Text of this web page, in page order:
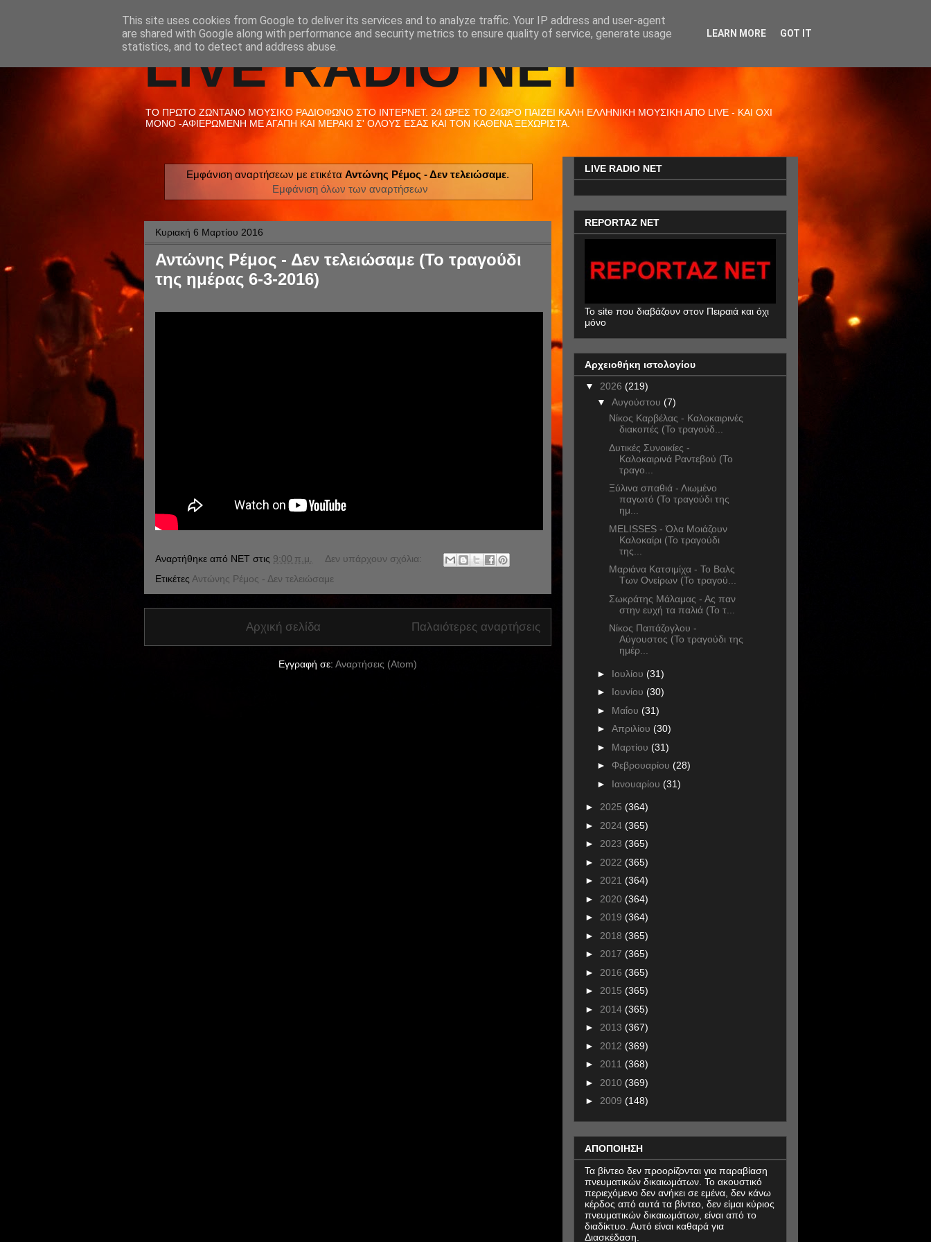
LIVE RADIO NET
ΤΟ ΠΡΩΤΟ ΖΩΝΤΑΝΟ ΜΟΥΣΙΚΟ ΡΑΔΙΟΦΩΝΟ ΣΤΟ ΙΝΤΕΡΝΕΤ. 24 ΩΡΕΣ ΤΟ 24ΩΡΟ ΠΑΙΖΕΙ ΚΑΛΗ ΕΛΛΗΝΙΚΗ ΜΟΥΣΙΚΗ ΑΠΟ LIVE - ΚΑΙ ΟΧΙ
ΜΟΝΟ -ΑΦΙΕΡΩΜΕΝΗ ΜΕ ΑΓΑΠΗ ΚΑΙ ΜΕΡΑΚΙ Σ' ΟΛΟΥΣ ΕΣΑΣ ΚΑΙ ΤΟΝ ΚΑΘΕΝΑ ΞΕΧΩΡΙΣΤΑ.
Εμφάνιση αναρτήσεων με ετικέτα Αντώνης Ρέμος - Δεν τελειώσαμε.
Εμφάνιση όλων των αναρτήσεων
Κυριακή 6 Μαρτίου 2016
Αντώνης Ρέμος - Δεν τελειώσαμε (Το τραγούδι
της ημέρας 6-3-2016)
Αναρτήθηκε από NET στις 9:00 π.μ.
Δεν υπάρχουν σχόλια:
Ετικέτες Αντώνης Ρέμος - Δεν τελειώσαμε
Παλαιότερες αναρτήσεις
Αρχική σελίδα
Εγγραφή σε: Αναρτήσεις (Atom)
LIVE RADIO NET
REPORTAZ NET
To site που διαβάζουν στον Πειραιά και όχι
μόνο
Αρχειοθήκη ιστολογίου
▼ 2026 (219)
▼ Αυγούστου (7)
Νίκος Καρβέλας - Καλοκαιρινές
διακοπές (Το τραγούδ...
Δυτικές Συνοικίες -
Καλοκαιρινά Ραντεβού (Το
τραγο...
Ξύλινα σπαθιά - Λιωμένο
παγωτό (Το τραγούδι της
ημ...
MELISSES - Όλα Μοιάζουν
Καλοκαίρι (Το τραγούδι
της...
Μαριάνα Κατσιμίχα - Το Βαλς
Των Ονείρων (Το τραγού...
Σωκράτης Μάλαμας - Ας παν
στην ευχή τα παλιά (Το τ...
Νίκος Παπάζογλου -
Αύγουστος (Το τραγούδι της
ημέρ...
► Ιουλίου (31)
► Ιουνίου (30)
► Μαΐου (31)
► Απριλίου (30)
► Μαρτίου (31)
► Φεβρουαρίου (28)
► Ιανουαρίου (31)
► 2025 (364)
► 2024 (365)
► 2023 (365)
► 2022 (365)
► 2021 (364)
► 2020 (364)
► 2019 (364)
► 2018 (365)
► 2017 (365)
► 2016 (365)
► 2015 (365)
► 2014 (365)
► 2013 (367)
► 2012 (369)
► 2011 (368)
► 2010 (369)
► 2009 (148)
ΑΠΟΠΟΙΗΣΗ
Τα βίντεο δεν προορίζονται για παραβίαση
πνευματικών δικαιωμάτων. Το ακουστικό
περιεχόμενο δεν ανήκει σε εμένα, δεν κάνω
κέρδος από αυτά τα βίντεο, δεν είμαι κύριος
πνευματικών δικαιωμάτων, είναι από το
διαδίκτυο. Αυτό είναι καθαρά για
Διασκέδαση.
This site uses cookies from Google to deliver its services and to analyze traffic. Your IP address and user-agent
are shared with Google along with performance and security metrics to ensure quality of service, generate usage
statistics, and to detect and address abuse.
LEARN MORE GOT IT